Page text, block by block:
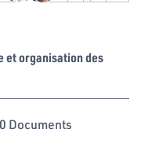
et organisation des
0 Documents